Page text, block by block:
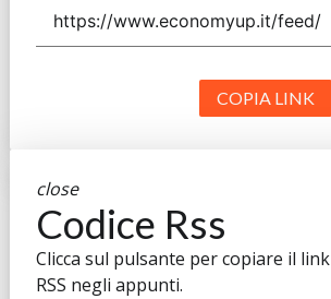
COPIA LINK
close
Codice Rss
Clicca sul pulsante per copiare il link
RSS negli appunti.